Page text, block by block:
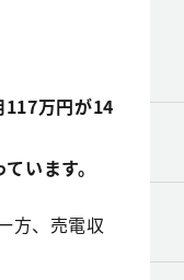
117万円が14
います。
方、売電収